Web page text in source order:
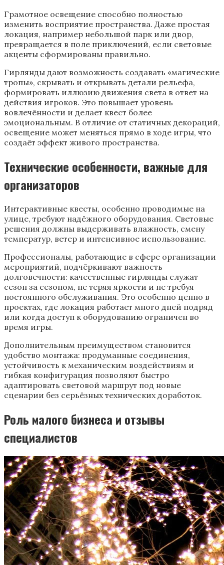
Грамотное освещение способно полностью
изменить восприятие пространства. Даже простая
локация, например небольшой парк или двор,
превращается в поле приключений, если световые
акценты сформированы правильно.
Гирлянды дают возможность создавать «магические
тропы», скрывать и открывать детали рельефа,
формировать иллюзию движения света в ответ на
действия игроков. Это повышает уровень
вовлечённости и делает квест более
эмоциональным. В отличие от статичных декораций,
освещение может меняться прямо в ходе игры, что
создаёт эффект живого пространства.
Технические особенности, важные для
организаторов
Интерактивные квесты, особенно проводимые на
улице, требуют надёжного оборудования. Световые
решения должны выдерживать влажность, смену
температур, ветер и интенсивное использование.
Профессионалы, работающие в сфере организации
мероприятий, подчёркивают важность
долговечности: качественные гирлянды служат
сезон за сезоном, не теряя яркости и не требуя
постоянного обслуживания. Это особенно ценно в
проектах, где локация работает много дней подряд
или когда доступ к оборудованию ограничен во
время игры.
Дополнительным преимуществом становится
удобство монтажа: продуманные соединения,
устойчивость к механическим воздействиям и
гибкая конфигурация позволяют быстро
адаптировать световой маршрут под новые
сценарии без серьёзных технических доработок.
Роль малого бизнеса и отзывы
специалистов